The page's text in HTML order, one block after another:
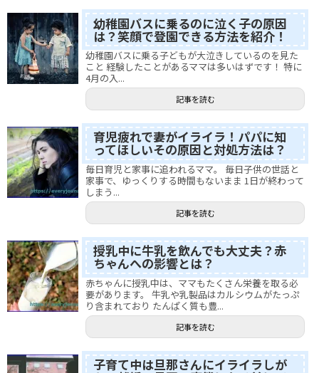
幼稚園バスに乗るのに泣く子の原因
は？笑顔で登園できる方法を紹介！
幼稚園バスに乗る子どもが大泣きしているのを見た
こと 経験したことがあるママは多いはずです！ 特に
4月の入...
記事を読む
育児疲れで妻がイライラ！パパに知
ってほしいその原因と対処方法は？
毎日育児と家事に追われるママ。 毎日子供の世話と
家事で、ゆっくりする時間もないまま 1日が終わって
しまう...
記事を読む
授乳中に牛乳を飲んでも大丈夫？赤
ちゃんへの影響とは？
赤ちゃんに授乳中は、ママもたくさん栄養を取る必
要があります。 牛乳や乳製品はカルシウムがたっぷ
り含まれており たんぱく質も豊...
記事を読む
子育て中は旦那さんにイライラしが